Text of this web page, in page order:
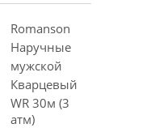
Romanson
Наручные
мужской
Кварцевый
WR 30м (3
атм)